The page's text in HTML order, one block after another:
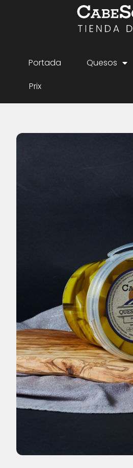
Portada Quesos
Prix